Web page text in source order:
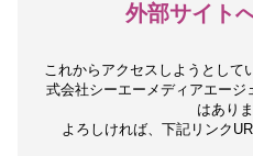
外部サイト
これからアクセスしようとして
式会社シーエーメディアエー
はありま
よろしければ、下記リンク